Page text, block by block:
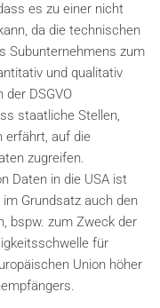
es zu einer nicht
da die technischen
Subunternehmens zum
und qualitativ
DSGVO
staatliche Stellen,
erfährt, auf die
zugreifen.
Daten in die USA ist
Grundsatz auch den
bspw. zum Zweck der
für
Union höher